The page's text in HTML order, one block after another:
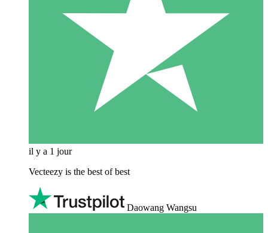
il y a 1 jour
Vecteezy is the best of best
Daowang Wangsu